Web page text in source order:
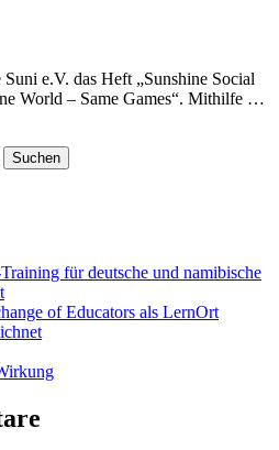
e.V. das Heft „Sunshine Social
World – Same Games“. Mithilfe …
für deutsche und namibische
of Educators als LernOrt